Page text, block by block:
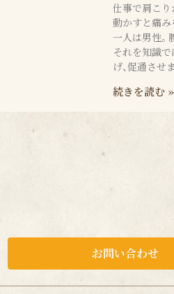
仕事で肩こり
動かすと痛み
一人は男性。
それを知識
げ、促通させ
続きを読む »
お問い合わせ